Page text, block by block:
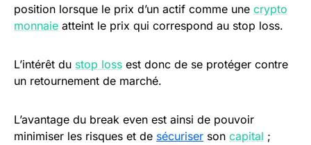
position lorsque le prix d’un actif comme une crypto
monnaie atteint le prix qui correspond au stop loss.
L’intérêt du stop loss est donc de se protéger contre
un retournement de marché.
L’avantage du break even est ainsi de pouvoir
minimiser les risques et de sécuriser son capital ;